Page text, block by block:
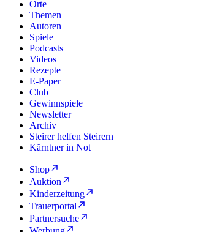
Orte
Themen
Autoren
Spiele
Podcasts
Videos
Rezepte
E-Paper
Club
Gewinnspiele
Newsletter
Archiv
Steirer helfen Steirern
Kärntner in Not
Shop
Auktion
Kinderzeitung
Trauerportal
Partnersuche